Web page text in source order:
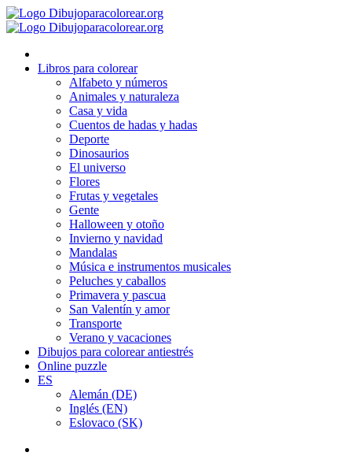
Ir
al
Libros para colorear
Alfabeto y números
Animales y naturaleza
Casa y vida
Cuentos de hadas y hadas
Deporte
Dinosaurios
El universo
Flores
Frutas y vegetales
Gente
Halloween y otoño
Invierno y navidad
Mandalas
Música e instrumentos musicales
Peluches y caballos
Primavera y pascua
San Valentín y amor
Transporte
Verano y vacaciones
Dibujos para colorear antiestrés
Online puzzle
ES
Alemán (DE)
Inglés (EN)
Eslovaco (SK)